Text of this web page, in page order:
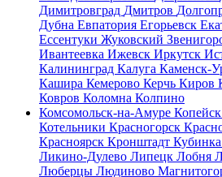
Димитровград Дмитров
Дубна Евпатория Егорьевск
Ессентуки Жуковский
Ивантеевка Ижевск Иркутск
Калининград Калуга Каменск-
Кашира Кемерово Керчь Киров
Ковров Коломна Колпино
Комсомольск-на-Амуре Копейск
Котельники Красногорск
Красноярск Кронштадт Кубинка
Ликино-Дулево Липецк Лобня
Люберцы Людиново